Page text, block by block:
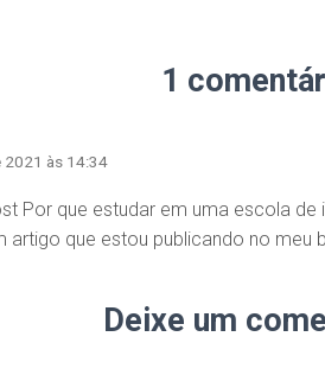
1
2021 às 14:34
Por que estudar em uma escola de
artigo que estou publicando no meu
Deixe um